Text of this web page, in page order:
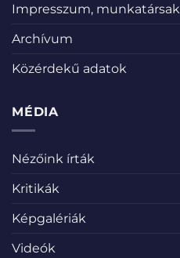
Impresszum, munkatársak
Archívum
Közérdekű adatok
MÉDIA
Nézőink írták
Kritikák
Képgalériák
Videók